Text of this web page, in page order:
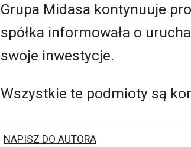
Grupa Midasa kontynuuje
spółka informowała o
swoje inwestycje.
Wszystkie te podmioty są
NAPISZ DO AUTORA